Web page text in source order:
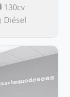
130cv
Todoterreno-Suv
Diésel